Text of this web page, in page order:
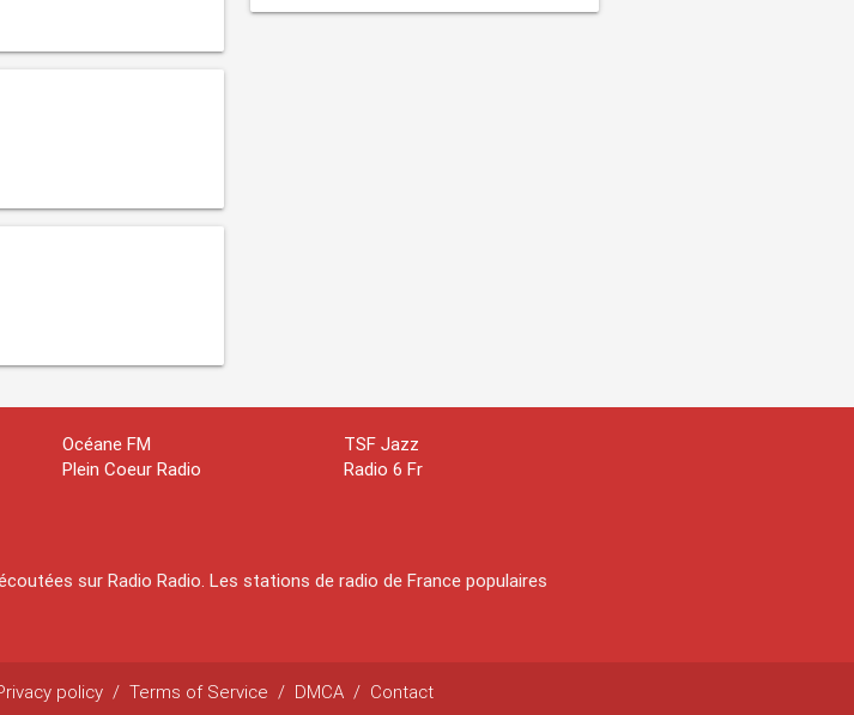
Océane FM
Plein Coeur Radio
TSF Jazz
Radio 6 Fr
sur Radio Radio. Les stations de radio de France populaires
policy / Terms of Service / DMCA / Contact